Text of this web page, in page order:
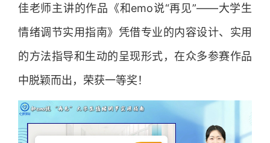
佳老师主讲的作品《和emo说“再见”——大学生
情绪调节实用指南》凭借专业的内容设计、实用
的方法指导和生动的呈现形式，在众多参赛作品
中脱颖而出，荣获一等奖！